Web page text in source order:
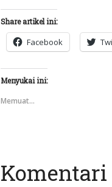
Share artikel ini:
Facebook
Menyukai ini:
Memuat...